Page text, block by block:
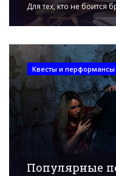
Для тех, кто не боится
Квесты и перформансы
Популярные